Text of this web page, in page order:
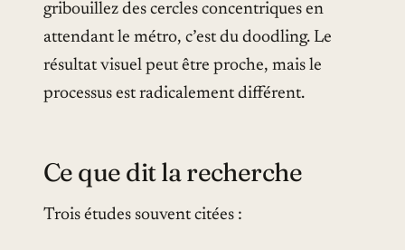
gribouillez des cercles concentriques en
attendant le métro, c’est du doodling. Le
résultat visuel peut être proche, mais le
processus est radicalement différent.
Ce que dit la recherche
Trois études souvent citées :